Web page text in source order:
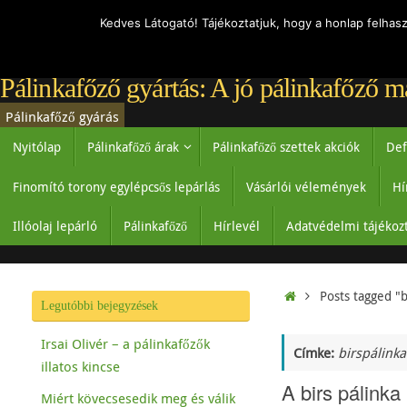
Pálinkafőző gyártás: A jó pálinkafőző
Pálinkafőző gyárás
Nyitólap Pálinkafőző árak Pálinkafőző szettek akciók
Finomító torony egylépcsős lepárlás Vásárlói vélemények
Illóolaj lepárló Pálinkafőző Hírlevél Adatvédelmi
Posts tagged
Címke: birspálinka
A birs pálinka
Legutóbbi bejegyzések
Irsai Olivér – a pálinkafőzők
illatos kincse
Miért kövecsesedik meg és válik
Kedves Látogató! Tájékoztatjuk, hogy a honlap